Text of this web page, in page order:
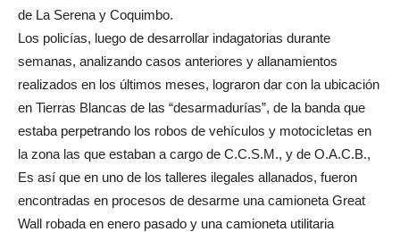
de La Serena y Coquimbo.
Los policías, luego de desarrollar indagatorias durante
semanas, analizando casos anteriores y allanamientos
realizados en los últimos meses, lograron dar con la ubicación
en Tierras Blancas de las “desarmadurías”, de la banda que
estaba perpetrando los robos de vehículos y motocicletas en
la zona las que estaban a cargo de C.C.S.M., y de O.A.C.B.,
Es así que en uno de los talleres ilegales allanados, fueron
encontradas en procesos de desarme una camioneta Great
Wall robada en enero pasado y una camioneta utilitaria